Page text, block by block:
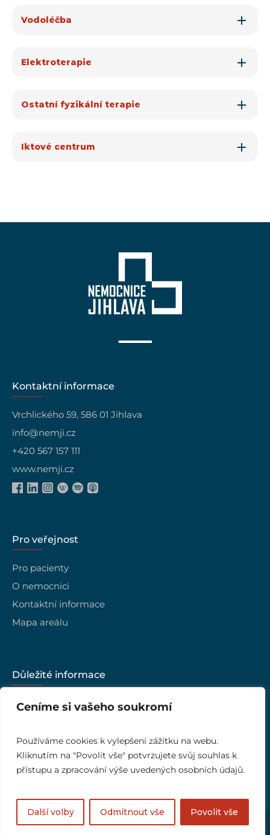
Ceníme si vašeho soukromí
Používáme cookies k vylepšení zážitku na webu.
Kliknutím na "Povolit vše" potvrzujete svůj souhlas k
přístupu a zpracování výše uvedených osobních údajů.
Další volby Odmítnout vše Povolit vše
Vodoléčba
Elektroterapie
Ostatní fyzikální terapie
Iktové centrum
Kontaktní informace
Vrchlického 59, 586 01 Jihlava
info@nemji.cz
+420 567 157 111
www.nemji.cz
Pro veřejnost
Pro pacienty
O nemocnici
Kontaktní informace
Mapa areálu
Důležité informace
Kariéra
Kvalita
Ombudsman
Nemocnice Jihlava © 2023 / Všechna práva vyhrazena